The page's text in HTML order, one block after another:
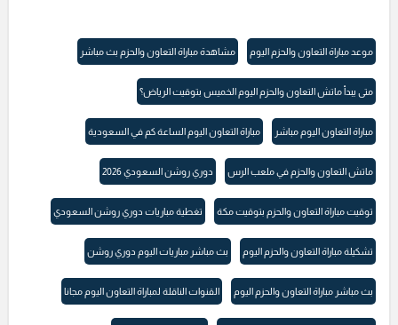
موعد مباراة التعاون والحزم اليوم مشاهدة مباراة التعاون والحزم بث مباشر
متى يبدأ ماتش التعاون والحزم اليوم الخميس بتوقيت الرياض؟
مباراة التعاون اليوم مباشر مباراة التعاون اليوم الساعة كم في السعودية
ماتش التعاون والحزم في ملعب الرس دوري روشن السعودي 2026
توقيت مباراة التعاون والحزم بتوقيت مكة تغطية مباريات دوري روشن السعودي
تشكيلة مباراة التعاون والحزم اليوم بث مباشر مباريات اليوم دوري روشن
بث مباشر مباراة التعاون والحزم اليوم القنوات الناقلة لمباراة التعاون اليوم مجانا